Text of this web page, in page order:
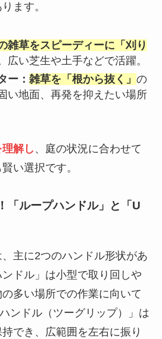
ます。
雑草をスピーディーに「刈り
広い芝生や土手などで活躍。
ー： 雑草を「根から抜く」 の
い地面、再発を抑えたい場所
解し 、庭の状況に合わせて
い選択です。
「ループハンドル」と「U
主に2つのハンドル形状があ
ドル」は小型で取り回しや
多い場所での作業に向いて
ンドル（ツーグリップ）」は
でき、広範囲を左右に振り